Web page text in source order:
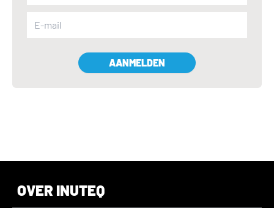
AANMELDEN
OVER INUTEQ